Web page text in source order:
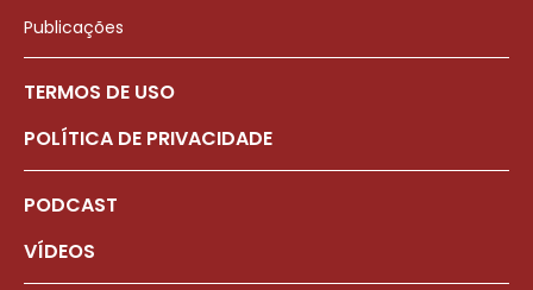
Publicações
TERMOS DE USO
POLÍTICA DE PRIVACIDADE
PODCAST
VÍDEOS